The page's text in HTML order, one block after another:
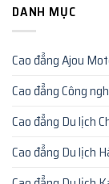
DANH MỤC
Cao đẳng Ajou
Cao đẳng Công
Cao đẳng Du lịch
Cao đẳng Du lịch